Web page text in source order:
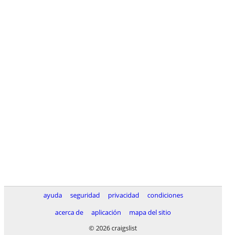
ayuda seguridad privacidad
condiciones
acerca de
aplicación
mapa del sitio
© 2026 craigslist